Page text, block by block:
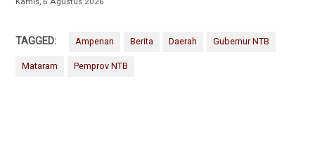
TAGGED: Ampenan Berita Daerah Gubernur NTB
Mataram Pemprov NTB